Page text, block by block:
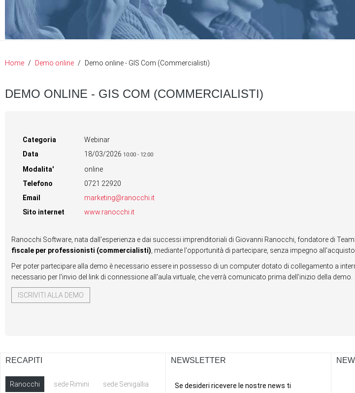
Home Demo online Demo online - GIS Com (Commercialisti)
DEMO ONLINE - GIS COM (COMMERCIALISTI)
Categoria
Webinar
Data
18/03/2026 10:00 - 12:00
Modalita'
online
Telefono
0721 22920
Email
marketing@ranocchi.it
Sito internet
www.ranocchi.it
Ranocchi Software, nata dall'esperienza e dai successi imprenditoriali di Giovanni Ranocchi, fondatore di
fiscale per professionisti (commercialisti) , mediante l'opportunità di partecipare, senza impegno
Per poter partecipare alla demo è necessario essere in possesso di un computer dotato di collegamento a
necessario per l'invio del link di connessione all'aula virtuale, che verrà comunicato prima dell'inizio della demo.
ISCRIVITI ALLA DEMO
RECAPITI
Ranocchi sede Rimini sede Senigallia
NEWSLETTER